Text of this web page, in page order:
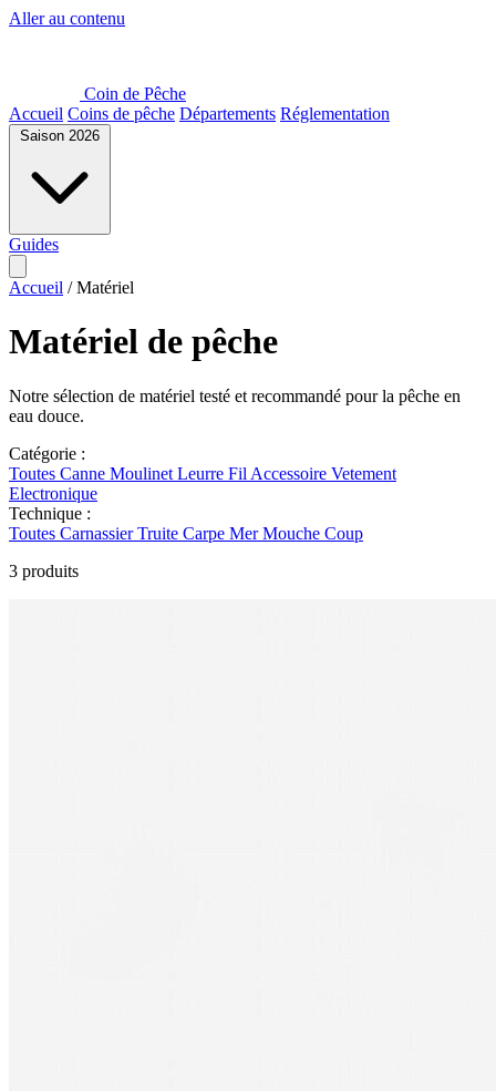
Aller au contenu
Coin de Pêche
Accueil Coins de pêche Départements Réglementation
Saison 2026
Guides
Accueil / Matériel
Matériel de pêche
Notre sélection de matériel testé et recommandé pour la pêche en
eau douce.
Catégorie :
Toutes Canne Moulinet Leurre Fil Accessoire Vetement
Electronique
Technique :
Toutes CarnassierTruite Carpe MerMouche Coup
3 produits